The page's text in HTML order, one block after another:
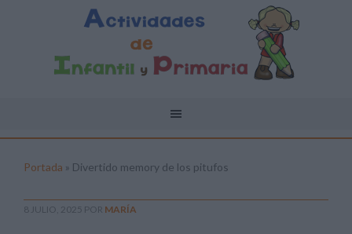
Portada » Divertido memory de los pitufos
8 JULIO, 2025 POR MARÍA